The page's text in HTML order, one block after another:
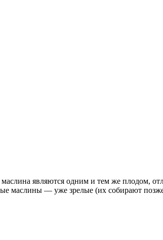
являются одним и тем же плодом,
маслины — уже зрелые (их собирают